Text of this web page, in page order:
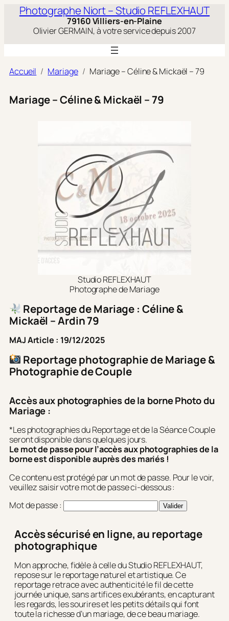
Aller
contenu
Photographe Niort – Studio REFLEXHAUT
79160 Villiers-en-Plaine
Olivier GERMAIN, à votre service depuis 2007
Accueil Mariage Mariage – Céline & Mickaël – 79
Mariage – Céline & Mickaël – 79
Studio REFLEXHAUT
Photographe de Mariage
Reportage de Mariage : Céline &
Mickaël – Ardin 79
MAJ Article : 19/12/2025
Reportage photographie de Mariage &
Photographie de Couple
Accèsaux photographies de la bornePhoto du
Mariage :
*Les photographies du Reportage et de la Séance Couple
seront disponible dans quelques jours.
Le mot de passe pour l’accès aux photographies de la
borne est disponible auprès des mariés !
Ce contenu est protégé par un mot de passe. Pour le voir,
veuillez saisir votre mot de passe ci-dessous :
Mot de passe :
Accès sécurisé en ligne, au reportage
photographique
Mon approche, fidèle à celle du Studio REFLEXHAUT,
repose sur le reportage naturel et artistique. Ce
reportage retrace avec authenticité le fil de cette
journée unique, sans artifices exubérants, en capturant
les regards, les sourires et les petits détails qui font
toute la richesse d’un mariage, de ce beau mariage.